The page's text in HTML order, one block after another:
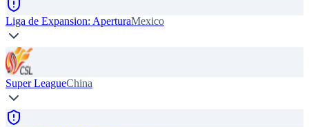
Liga de Expansion: AperturaMexico
Super LeagueChina